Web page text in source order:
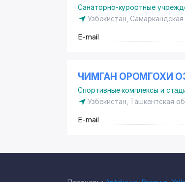
Санаторно-курортные
Узбекистан,
E-mail
ЧИМГАН ОРОМГОХИ
Спортивные комплексы и
Узбекистан, Ташкентская
E-mail